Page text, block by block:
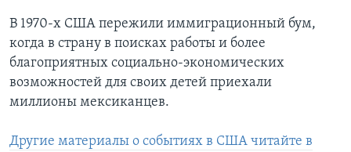
В 1970-х США пережили иммиграционный бум,
когда в страну в поисках работы и более
благоприятных социально-экономических
возможностей для своих детей приехали
миллионы мексиканцев.
Другие материалы о событиях в США читайте в